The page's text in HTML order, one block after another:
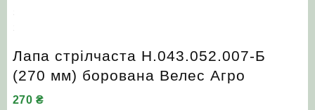
Лапа стрілчаста Н.043.052.007-Б
(270 мм) борована Велес Агро
270₴